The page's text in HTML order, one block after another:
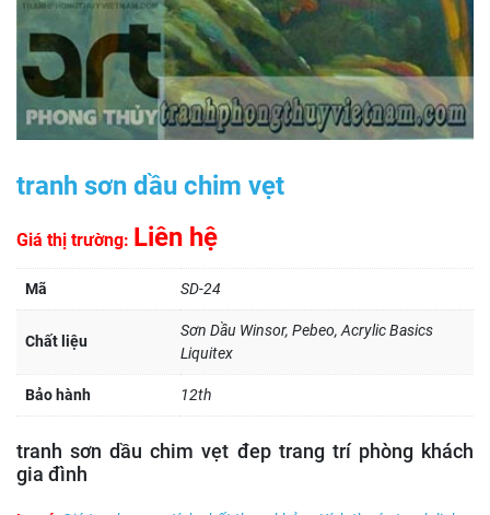
tranh sơn dầu chim vẹt
Giá thị trường: Liên hệ
Mã SD-24
Chất liệu
Sơn Dầu Winsor, Pebeo, Acrylic Basics
Liquitex
Bảo hành 12th
tranh sơn dầu chim vẹt đep trang trí phòng khách
gia đình